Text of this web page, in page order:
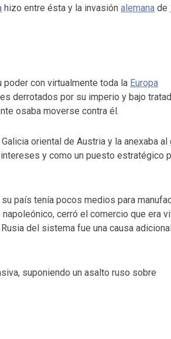
hizo entre ésta y la invasión alemana de
poder con virtualmente toda la Europa
derrotados por su imperio y bajo
osaba moverse contra él.
oriental de Austria y la anexaba al
y como un puesto estratégico
país tenía pocos medios para
cerró el comercio que era
del sistema fue una causa
suponiendo un asalto ruso sobre